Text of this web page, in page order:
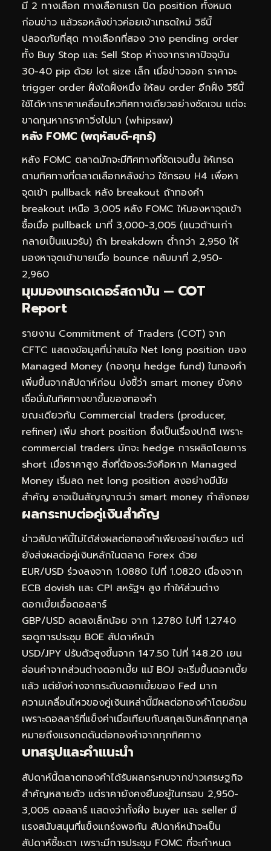
มี 2 ทางเลือก ทางเลือกแรก ปิด position ทั้งหมด
ก่อนข่าว แล้วรอหลังข่าวค่อยเข้าเทรดใหม่ วิธีนี้
ปลอดภัยที่สุด ทางเลือกที่สอง วาง pending order
ทั้ง Buy Stop และ Sell Stop ห่างจากราคาปัจจุบัน
30-40 pip ด้วย lot size เล็ก เมื่อข่าวออก ราคาจะ
trigger order ฝั่งใดฝั่งหนึ่ง ให้ลบ order อีกฝั่ง วิธีนี้
ใช้ได้หากราคาเคลื่อนไหวทิศทางเดียวอย่างชัดเจน แต่จะ
ขาดทุนหากราคาวิ่งไปมา (whipsaw)
หลัง FOMC (พฤหัสบดี-ศุกร์)
หลัง FOMC ตลาดมักจะมีทิศทางที่ชัดเจนขึ้น ให้เทรด
ตามทิศทางที่ตลาดเลือกหลังข่าว ใช้กรอบ H4 เพื่อหา
จุดเข้า pullback หลัง breakout ถ้าทองคำ
breakout เหนือ 3,005 หลัง FOMC ให้มองหาจุดเข้า
ซื้อเมื่อ pullback มาที่ 3,000-3,005 (แนวต้านเก่า
กลายเป็นแนวรับ) ถ้า breakdown ต่ำกว่า 2,950 ให้
มองหาจุดเข้าขายเมื่อ bounce กลับมาที่ 2,950-
2,960
มุมมองเทรดเดอร์สถาบัน — COT
Report
รายงาน Commitment of Traders (COT) จาก
CFTC แสดงข้อมูลที่น่าสนใจ Net long position ของ
Managed Money (กองทุน hedge fund) ในทองคำ
เพิ่มขึ้นจากสัปดาห์ก่อน บ่งชี้ว่า smart money ยังคง
เชื่อมั่นในทิศทางขาขึ้นของทองคำ
ขณะเดียวกัน Commercial traders (producer,
refiner) เพิ่ม short position ซึ่งเป็นเรื่องปกติ เพราะ
commercial traders มักจะ hedge การผลิตโดยการ
short เมื่อราคาสูง สิ่งที่ต้องระวังคือหาก Managed
Money เริ่มลด net long position ลงอย่างมีนัย
สำคัญ อาจเป็นสัญญาณว่า smart money กำลังถอย
ผลกระทบต่อคู่เงินสำคัญ
ข่าวสัปดาห์นี้ไม่ได้ส่งผลต่อทองคำเพียงอย่างเดียว แต่
ยังส่งผลต่อคู่เงินหลักในตลาด Forex ด้วย
EUR/USD ร่วงลงจาก 1.0880 ไปที่ 1.0820 เนื่องจาก
ECB dovish และ CPI สหรัฐฯ สูง ทำให้ส่วนต่าง
ดอกเบี้ยเอื้อดอลลาร์
GBP/USD ลดลงเล็กน้อย จาก 1.2780 ไปที่ 1.2740
รอดูการประชุม BOE สัปดาห์หน้า
USD/JPY ปรับตัวสูงขึ้นจาก 147.50 ไปที่ 148.20 เยน
อ่อนค่าจากส่วนต่างดอกเบี้ย แม้ BOJ จะเริ่มขึ้นดอกเบี้ย
แล้ว แต่ยังห่างจากระดับดอกเบี้ยของ Fed มาก
ความเคลื่อนไหวของคู่เงินเหล่านี้มีผลต่อทองคำโดยอ้อม
เพราะดอลลาร์ที่แข็งค่าเมื่อเทียบกับสกุลเงินหลักทุกสกุล
หมายถึงแรงกดดันต่อทองคำจากทุกทิศทาง
บทสรุปและคำแนะนำ
สัปดาห์นี้ตลาดทองคำได้รับผลกระทบจากข่าวเศรษฐกิจ
สำคัญหลายตัว แต่ราคายังคงยืนอยู่ในกรอบ 2,950-
3,005 ดอลลาร์ แสดงว่าทั้งฝั่ง buyer และ seller มี
แรงสนับสนุนที่แข็งแกร่งพอกัน สัปดาห์หน้าจะเป็น
สัปดาห์ชี้ชะตา เพราะมีการประชุม FOMC ที่จะกำหนด